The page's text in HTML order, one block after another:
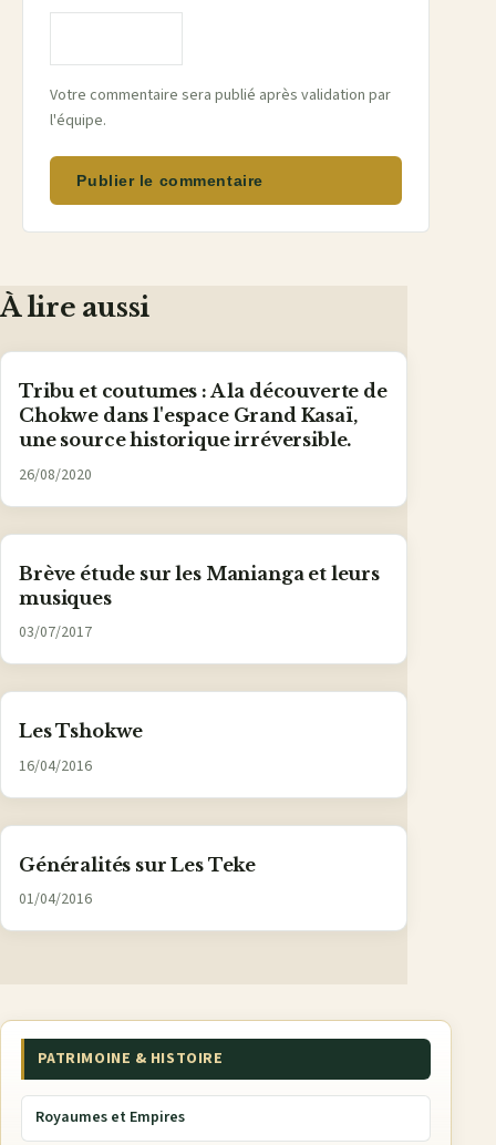
Votre commentaire sera publié après validation par
l'équipe.
Publier le commentaire
À lire aussi
Tribu et coutumes : A la découverte de
Chokwe dans l'espace Grand Kasaï,
une source historique irréversible.
26/08/2020
Brève étude sur les Manianga et leurs
musiques
03/07/2017
Les Tshokwe
16/04/2016
Généralités sur Les Teke
01/04/2016
PATRIMOINE & HISTOIRE
Royaumes et Empires